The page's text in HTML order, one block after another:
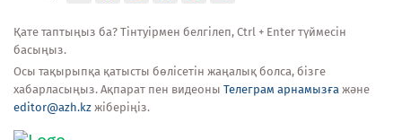
Қате таптыңыз ба? Тінтуірмен белгілеп, Ctrl + Enter түймесін
басыңыз.
Осы тақырыпқа қатысты бөлісетін жаңалық болса, бізге
хабарласыңыз. Ақпарат пен видеоны Телеграм арнамызға және
editor@azh.kz жіберіңіз.